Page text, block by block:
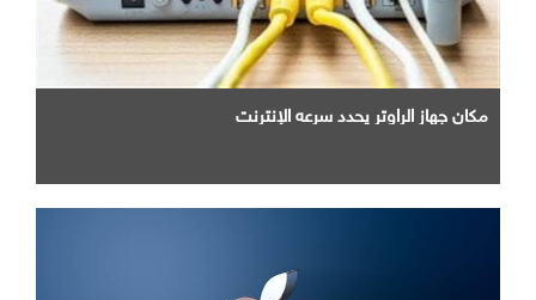
مكان جهاز الراوتر يحدد سرعه الإنترنت